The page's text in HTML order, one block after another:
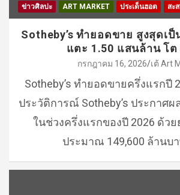
ข่าวศิลปะ ART MARKET ประเด็นฮอต สะ
Sotheby’s ทำยอดขาย สูงสุดเ
แตะ 1.50 แสนล้าน โต
กรกฎาคม 16, 2026 เต้ Art
Sotheby’s ทำยอดขายครึ่งแรกปี
ประวัติการณ์ Sotheby’s ประกาศ
ในช่วงครึ่งแรกของปี 2026 ด้ว
ประมาณ 149,600 ล้านบ